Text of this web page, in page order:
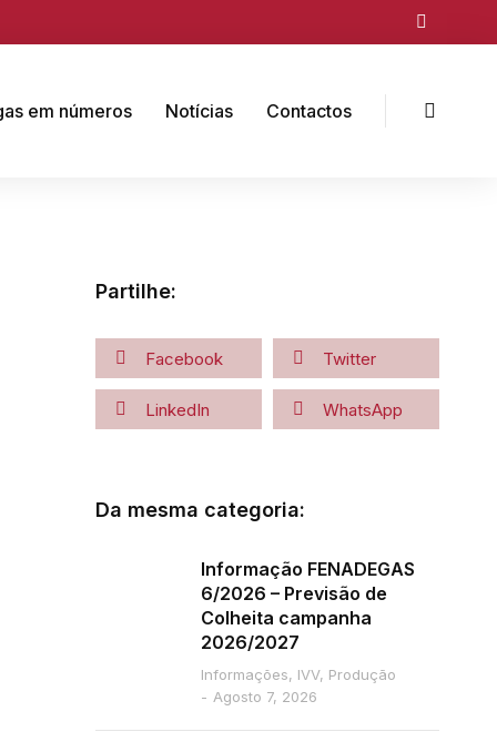
em números Notícias Contactos
Partilhe:
Facebook Twitter
LinkedIn WhatsApp
Da mesma categoria:
Informação FENADEGAS
6/2026 – Previsão de
Colheita campanha
2026/2027
Informações, IVV, Produção
Agosto 7, 2026